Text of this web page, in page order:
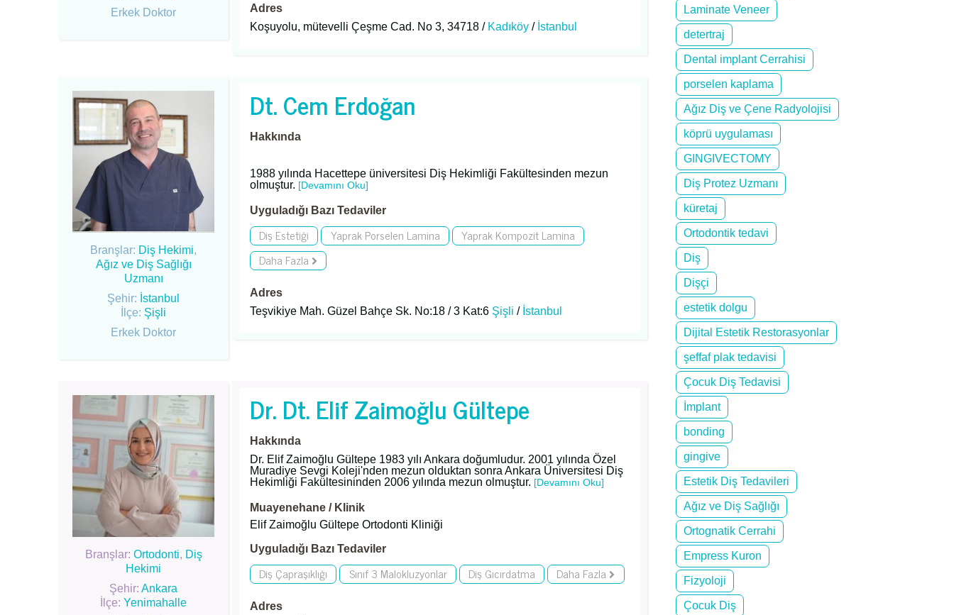
Erkek Doktor
Adres
Koşuyolu, mütevelli Çeşme Cad. No 3, 34718 / Kadıköy / İstanbul
Branşlar: Diş Hekimi,
Ağız ve Diş Sağlığı
Uzmanı
Şehir: İstanbul
İlçe: Şişli
Erkek Doktor
Dt. Cem Erdoğan
Hakkında
1988 yılında Hacettepe üniversitesi Diş Hekimliği Fakültesinden mezun
olmuştur. [Devamını Oku]
Uyguladığı Bazı Tedaviler
Diş Estetiği Yaprak Porselen Lamina
Yaprak Kompozit Lamina
Daha Fazla
Adres
Teşvikiye Mah. Güzel Bahçe Sk. No:18 / 3 Kat:6 Şişli / İstanbul
Branşlar: Ortodonti, Diş
Hekimi
Şehir: Ankara
İlçe: Yenimahalle
Dr. Dt. Elif Zaimoğlu Gültepe
Hakkında
Dr. Elif Zaimoğlu Gültepe 1983 yılı Ankara doğumludur. 2001 yılında Özel
Muradiye Sevgi Koleji'nden mezun olduktan sonra Ankara Üniversitesi Diş
Hekimliği Fakültesininden 2006 yılında mezun olmuştur. [Devamını Oku]
Muayenehane / Klinik
Elif Zaimoğlu Gültepe Ortodonti Kliniği
Uyguladığı Bazı Tedaviler
Diş Çapraşıklığı Sınıf 3 Malokluzyonlar Diş Gıcırdatma Daha Fazla
Adres
Laminate Veneer
detertraj
Dental implant Cerrahisi
porselen kaplama
Ağız Diş ve Çene Radyolojisi
köprü uygulaması
GINGIVECTOMY
Diş Protez Uzmanı
küretaj
Ortodontik tedavi
Diş
Dişçi
estetik dolgu
Dijital Estetik Restorasyonlar
şeffaf plak tedavisi
Çocuk Diş Tedavisi
İmplant
bonding
gingive
Estetik Diş Tedavileri
Ağız ve Diş Sağlığı
Ortognatik Cerrahi
Empress Kuron
Fizyoloji
Çocuk Diş